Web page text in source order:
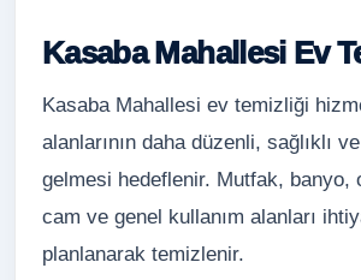
Kasaba Mahallesi Ev
Kasaba Mahallesi ev temizliği
alanlarının daha düzenli, sağlıklı
gelmesi hedeflenir. Mutfak, banyo,
cam ve genel kullanım alanları
planlanarak temizlenir.